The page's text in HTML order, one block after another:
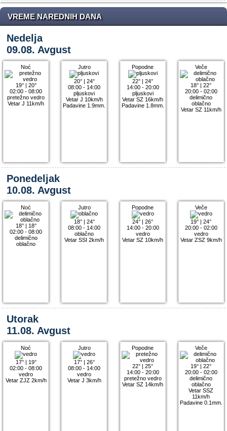
VREME NAREDNIH DANA
Nedelja
09.08. Avgust
Noć
19°| 20°
02:00 - 08:00
pretežno vedro
Vetar J 11km/h
Jutro
20°| 24°
08:00 - 14:00
pljuskovi
Vetar J 10km/h
Padavine 1.9mm.
Popodne
22° |24°
14:00 - 20:00
pljuskovi
Vetar SZ 16km/h
Padavine 1.8mm.
Veče
18° |22°
20:00 - 02:00
delimično
oblačno
Vetar SZ 11km/h
Ponedeljak
10.08. Avgust
Noć
18°| 18°
02:00 - 08:00
delimično
oblačno
Jutro
18°| 24°
08:00 - 14:00
oblačno
Vetar SSI 2km/h
Popodne
24° |26°
14:00 - 20:00
vedro
Vetar SZ 10km/h
Veče
19° |24°
20:00 - 02:00
vedro
Vetar ZSZ 9km/h
Utorak
11.08. Avgust
Noć
17°| 19°
02:00 - 08:00
vedro
Vetar ZJZ 2km/h
Jutro
17°| 26°
08:00 - 14:00
vedro
Vetar J 3km/h
Popodne
22° |25°
14:00 - 20:00
pretežno vedro
Vetar SZ 14km/h
Veče
19° |22°
20:00 - 02:00
delimično
oblačno
Vetar SSZ
11km/h
Padavine 0.1mm.